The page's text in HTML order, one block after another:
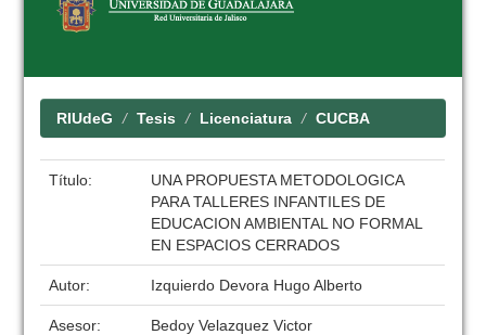
RIUdeG Tesis Licenciatura CUCBA
Título:
UNA PROPUESTA METODOLOGICA
PARA TALLERES INFANTILES DE
EDUCACION AMBIENTAL NO FORMAL
EN ESPACIOS CERRADOS
Autor: Izquierdo Devora Hugo Alberto
Asesor: Bedoy Velazquez Victor